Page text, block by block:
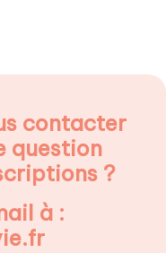
contacter
question
?
à :